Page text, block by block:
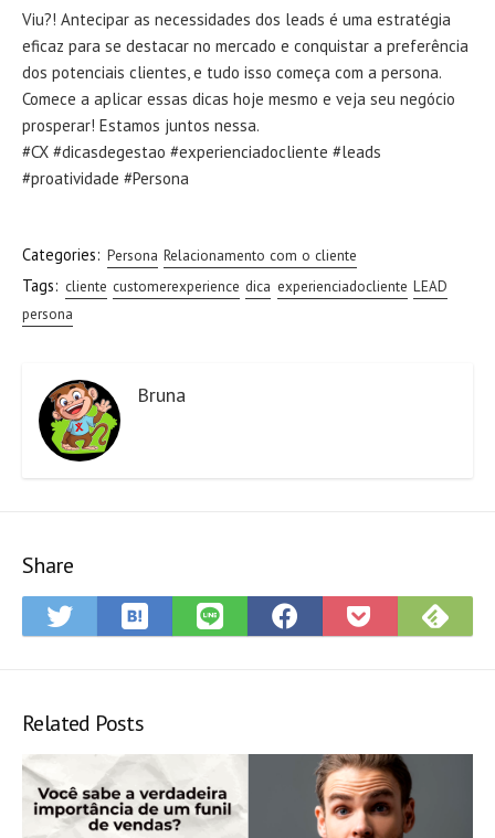
Viu?! Antecipar as necessidades dos leads é uma estratégia
eficaz para se destacar no mercado e conquistar a preferência
dos potenciais clientes, e tudo isso começa com a persona.
Comece a aplicar essas dicas hoje mesmo e veja seu negócio
prosperar! Estamos juntos nessa.
#CX #dicasdegestao #experienciadocliente #leads
#proatividade #Persona
Categories: Persona Relacionamento com o cliente
Tags: cliente customerexperience dica experienciadocliente LEAD
persona
Bruna
Share
Share
on
Save
to
Share
on
Share
on
Save
to
on
Related Posts